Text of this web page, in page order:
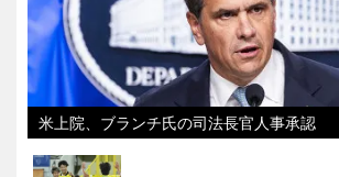
米上院、ブランチ氏の司法長官人事承認